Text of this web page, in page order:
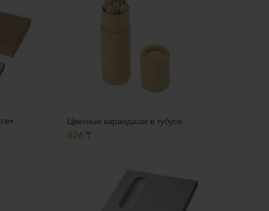
Цветные карандаши в тубусе
626 ₸